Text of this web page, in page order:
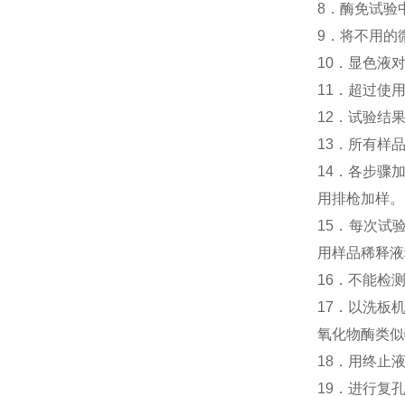
8．酶免试验
9．将不用的
10．显色液
11．超过使
12．试验结
13．所有样
14．各步骤
用排枪加样。
15．每次试
用样品稀释
16．不能检
17．以洗板
氧化物酶类
18．用终止
19．进行复